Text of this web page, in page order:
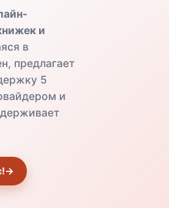
и
в
предлагает
5
и
→